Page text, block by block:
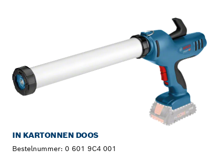
IN KARTONNEN DOOS
Bestelnummer: 0 601 9C4 001